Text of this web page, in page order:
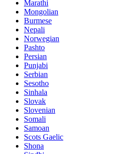
Marathi
Mongolian
Burmese
Nepali
Norwegian
Pashto
Persian
Punjabi
Serbian
Sesotho
Sinhala
Slovak
Slovenian
Somali
Samoan
Scots Gaelic
Shona